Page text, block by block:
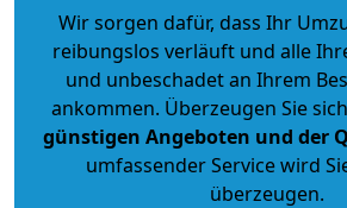
Wir sorgen dafür, dass Ihr
reibungslos verläuft und alle
und unbeschadet an Ihrem
ankommen. Überzeugen Sie
günstigen Angeboten und der
umfassender Service wird
überzeugen.